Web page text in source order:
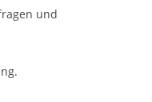
und